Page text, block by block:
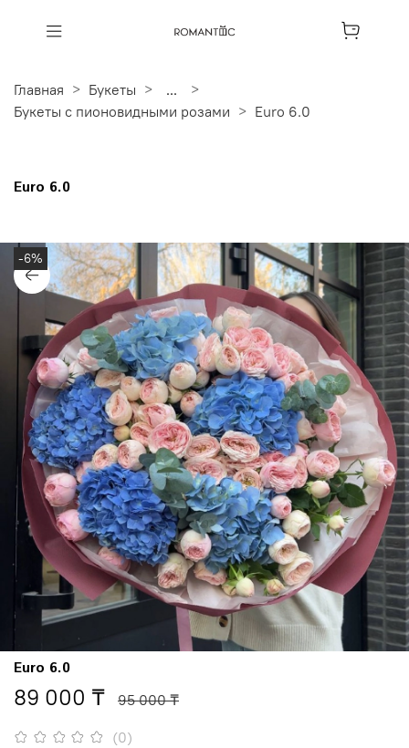
Главная Букеты
...
Букеты с пионовидными розами
Euro 6.0
Euro 6.0
-6%
(0)
Euro 6.0
89 000 ₸ 95 000 ₸